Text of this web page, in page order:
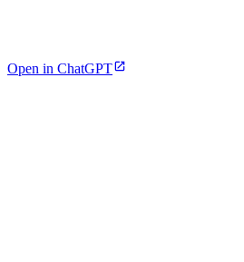
Open in ChatGPT